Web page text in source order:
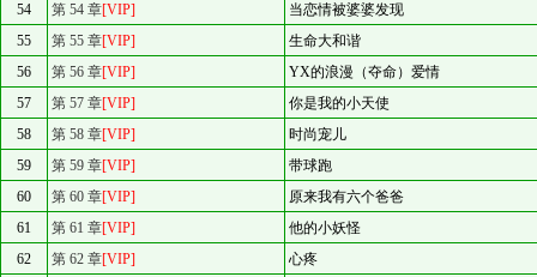
54
第 54 章[VIP]
当恋情被婆婆发现
55
第 55 章[VIP]
生命大和谐
56
第 56 章[VIP]
YX的浪漫（夺命）爱情
57
第 57 章[VIP]
你是我的小天使
58
第 58 章[VIP]
时尚宠儿
59
第 59 章[VIP]
带球跑
60
第 60 章[VIP]
原来我有六个爸爸
61
第 61 章[VIP]
他的小妖怪
62
第 62 章[VIP]
心疼